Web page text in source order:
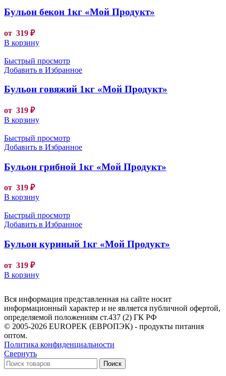
Бульон бекон 1кг «Мой Продукт»
от 319 ₽
В корзину
Быстрый просмотр
Добавить в Избранное
Бульон говяжий 1кг «Мой Продукт»
от 319 ₽
В корзину
Быстрый просмотр
Добавить в Избранное
Бульон грибной 1кг «Мой Продукт»
от 319 ₽
В корзину
Быстрый просмотр
Добавить в Избранное
Бульон куриный 1кг «Мой Продукт»
от 319 ₽
В корзину
Вся информация представленная на сайте носит
информационный характер и не является публичной офертой,
определяемой положениям ст.437 (2) ГК РФ
© 2005-2026 EUROPEK (ЕВРОПЭК) - продукты питания
оптом.
Политика конфиденциальности
Свернуть
Поиск